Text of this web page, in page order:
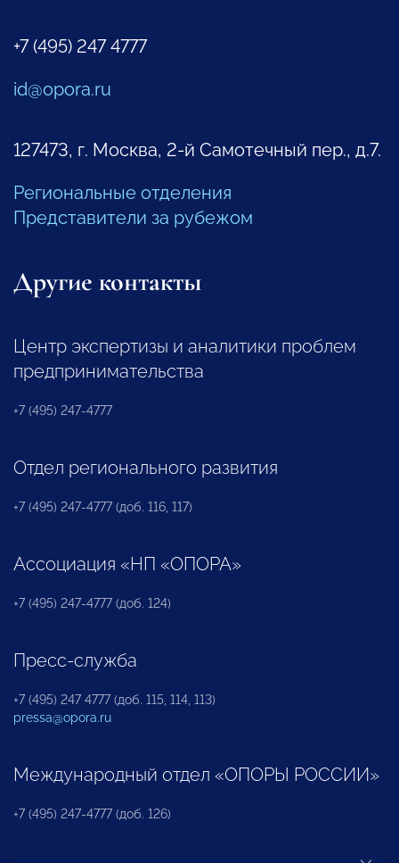
+7 (495) 247 4777
id@opora.ru
127473, г. Москва, 2-й Самотечный пер., д.7.
Региональные отделения
Представители за рубежом
Другие контакты
Центр экспертизы и аналитики проблем
предпринимательства
+7 (495) 247-4777
Отдел регионального развития
+7 (495) 247-4777 (доб. 116, 117)
Ассоциация «НП «ОПОРА»
+7 (495) 247-4777 (доб. 124)
Пресс-служба
+7 (495) 247 4777 (доб. 115, 114, 113)
pressa@opora.ru
Международный отдел «ОПОРЫ РОССИИ»
+7 (495) 247-4777 (доб. 126)